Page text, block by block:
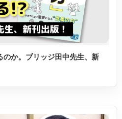
か。ブリッジ田中先生、新